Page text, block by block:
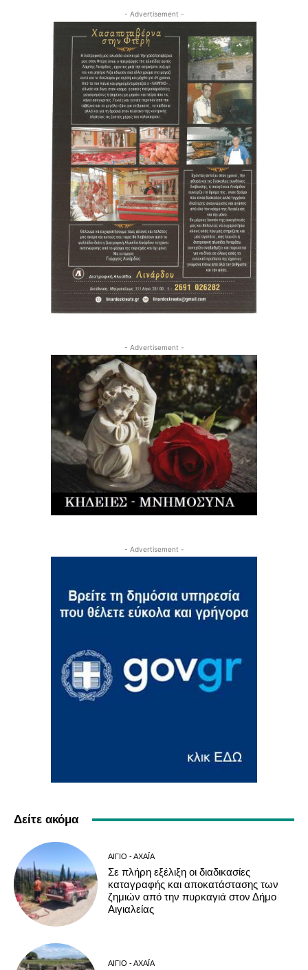
- Advertisement -
- Advertisement -
- Advertisement -
Δείτε ακόμα
ΑΊΓΙΟ - ΑΧΑΪ́Α
Σε πλήρη εξέλιξη οι διαδικασίες
καταγραφής και αποκατάστασης των
ζημιών από την πυρκαγιά στον Δήμο
Αιγιαλείας
ΑΊΓΙΟ - ΑΧΑΪ́Α